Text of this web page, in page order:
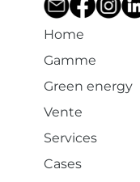
Home
Gamme
Green energy
Vente
Services
Cases